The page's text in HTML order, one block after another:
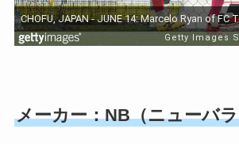
メーカー：NB（ニューバ